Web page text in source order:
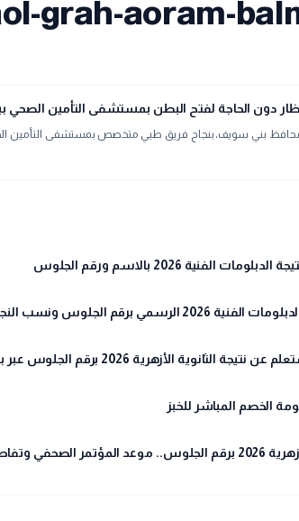
دون الحاجة لفتح البطن بمستشفى التأمين
محافظ بني سويف،بنجاح فريق طبي متخصص بمستشفى التأمين
الفنية 2026 بالاسم ورقم الجلوس
الأزهرية 2026 برقم الجلوس عبر بوابة الأزهر
الخصم المباشر للخبز
أسماء الأوائل